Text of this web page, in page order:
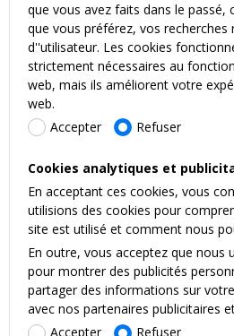
que vous avez faits dans le passé,
que vous préférez, vos
d''utilisateur. Les cookies
strictement nécessaires au
web, mais ils améliorent votre
web.
Accepter
Refuser
Cookies analytiques et
En acceptant ces cookies, vous
utilisions des cookies pour
site est utilisé et comment nous
En outre, vous acceptez que nous
pour montrer des publicités
partager des informations sur
avec nos partenaires publicitaires
Accepter
Refuser